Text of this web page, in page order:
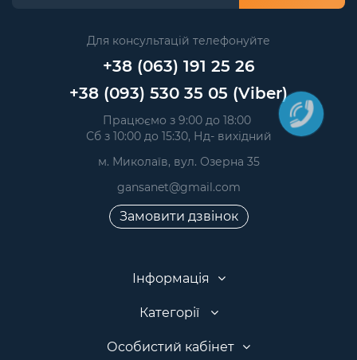
Для консультацій телефонуйте
+38 (063) 191 25 26
+38 (093) 530 35 05 (Viber)
Працюємо з 9:00 до 18:00
Сб з 10:00 до 15:30, Нд- вихідний
м. Миколаїв, вул. Озерна 35
gansanet@gmail.com
Замовити дзвінок
Інформація
Категорії
Особистий кабінет